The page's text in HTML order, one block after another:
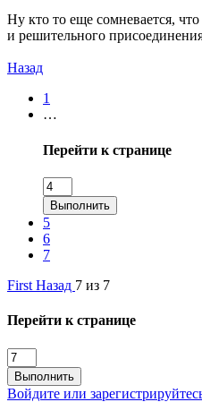
Ну кто то еще сомневается,
и решительного
Назад
1
…
Перейти к странице
Выполнить
5
6
7
First Назад 7 из 7
Перейти к странице
Выполнить
Войдите или